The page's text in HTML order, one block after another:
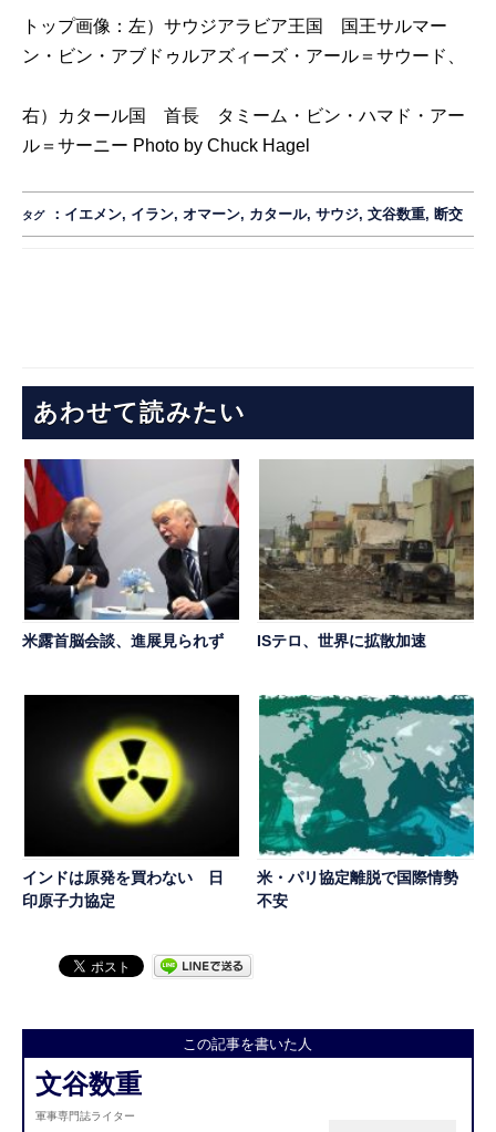
トップ画像：左）サウジアラビア王国 国王サルマー
ン・ビン・アブドゥルアズィーズ・アール＝サウード、
右）カタール国 首長 タミーム・ビン・ハマド・アー
ル＝サーニー Photo by Chuck Hagel
タグ ： イエメン, イラン,オマーン, カタール,サウジ,文谷数重,断交
あわせて読みたい
米露首脳会談、進展見られず ISテロ、世界に拡散加速
インドは原発を買わない 日
印原子力協定
米・パリ協定離脱で国際情勢
不安
この記事を書いた人
文谷数重
軍事専門誌ライター